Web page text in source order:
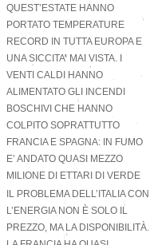
QUEST’ESTATE HANNO
PORTATO TEMPERATURE
RECORD IN TUTTA EUROPA E
UNA SICCITA’ MAI VISTA. I
VENTI CALDI HANNO
ALIMENTATO GLI INCENDI
BOSCHIVI CHE HANNO
COLPITO SOPRATTUTTO
FRANCIA E SPAGNA: IN FUMO
E’ ANDATO QUASI MEZZO
MILIONE DI ETTARI DI VERDE
IL PROBLEMA DELL’ITALIA CON
L’ENERGIA NON È SOLO IL
PREZZO, MA LA DISPONIBILITÀ.